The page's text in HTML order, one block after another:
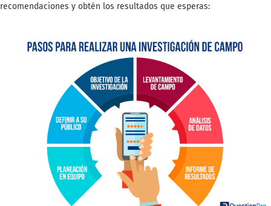
recomendaciones y obtén los resultados que esperas: